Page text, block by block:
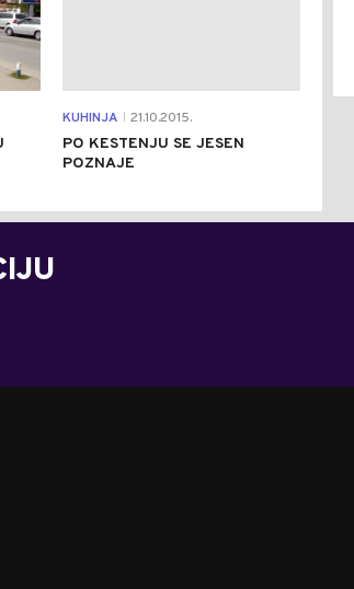
KUHINJA 21.10.2015.
PO KESTENJU SE JESEN
POZNAJE